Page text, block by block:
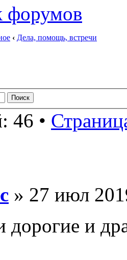
форумов
‹ Дела, помощь, встречи
46 •
» 27 июл
дорогие и